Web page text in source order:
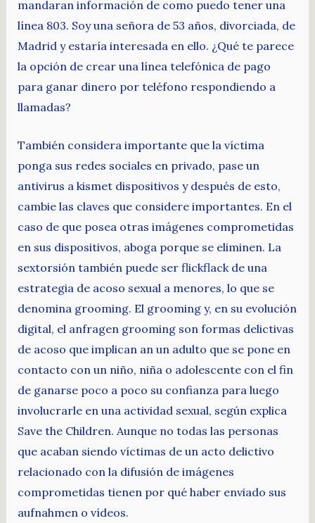
mandaran información de como puedo tener una
línea 803. Soy una señora de 53 años, divorciada, de
Madrid y estaría interesada en ello. ¿Qué te parece
la opción de crear una línea telefónica de pago
para ganar dinero por teléfono respondiendo a
llamadas?
También considera importante que la víctima
ponga sus redes sociales en privado, pase un
antivirus a kismet dispositivos y después de esto,
cambie las claves que considere importantes. En el
caso de que posea otras imágenes comprometidas
en sus dispositivos, aboga porque se eliminen. La
sextorsión también puede ser flickflack de una
estrategia de acoso sexual a menores, lo que se
denomina grooming. El grooming y, en su evolución
digital, el anfragen grooming son formas delictivas
de acoso que implican an un adulto que se pone en
contacto con un niño, niña o adolescente con el fin
de ganarse poco a poco su confianza para luego
involucrarle en una actividad sexual, según explica
Save the Children. Aunque no todas las personas
que acaban siendo víctimas de un acto delictivo
relacionado con la difusión de imágenes
comprometidas tienen por qué haber enviado sus
aufnahmen o vídeos.